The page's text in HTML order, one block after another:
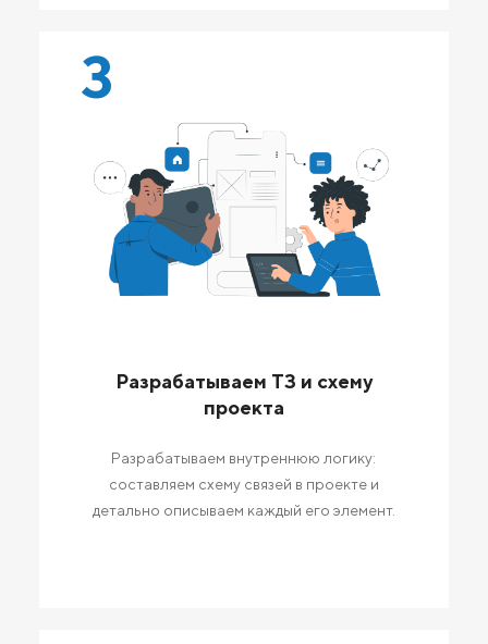
3
Разрабатываем ТЗ и схему
проекта
Разрабатываем внутреннюю логику:
составляем схему связей в проекте и
детально описываем каждый его элемент.